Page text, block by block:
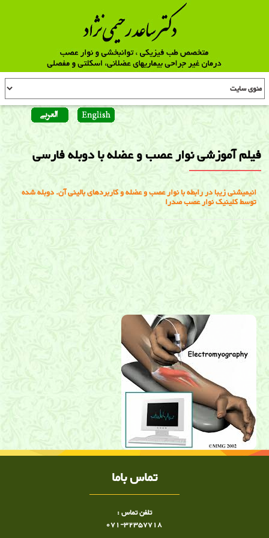
فیلم آموزشی نوار عصب و عضله با دوبله فارسی
انیمیشنی زیبا در رابطه با نوار عصب و عضله و کاربردهای بالینی آن. دوبله شده
توسط کلینیک نوار عصب صدرا
فیلم آموزشی نوار عصب و عضله با دوبله فارسی
نوار عصب و عضله ,نوار عصب ,فیلم نوار عصب, انیمیشن نوار عصب و
عضله ,الکترومیوگرافی ,کلینیک نوار عصب و عضله شیراز ,کلینیک نوار
تماس باما
تلفن تماس :
071-32357718